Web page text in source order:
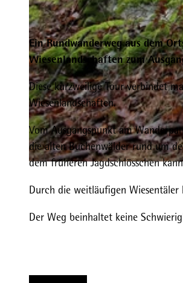
© Kurt Thurow, Stadtmarketing Bad Wildungen
Ein Rundwanderweg aus dem
Wiesenlandschaften zum
Diese kurzweilige Tour verbindet
Wiesenlandschaften.
Vom Ausgangspunkt am
die alten Buchenwälder rund um
dem früheren Jagdschlösschen
Durch die weitläufigen
Der Weg beinhaltet keine